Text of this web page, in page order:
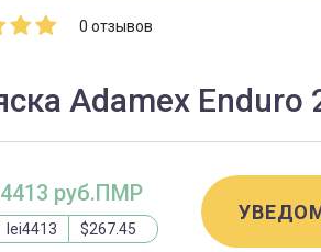
0отзывов
Adamex Enduro
4413 руб.ПМР
lei4413 $267.45